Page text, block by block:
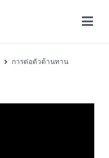
การต่อตัวต้านทาน